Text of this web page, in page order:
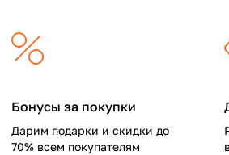
Бонусы за покупки
Дарим подарки и скидки до
70% всем покупателям